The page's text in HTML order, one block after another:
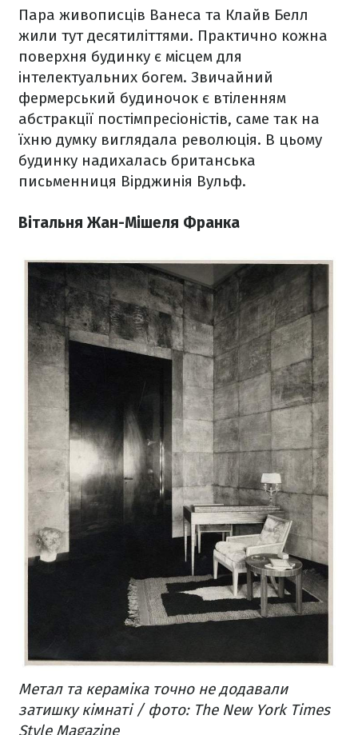
Пара живописців Ванеса та Клайв Белл
жили тут десятиліттями. Практично кожна
поверхня будинку є місцем для
інтелектуальних богем. Звичайний
фермерський будиночок є втіленням
абстракції постімпресіоністів, саме так на
їхню думку виглядала революція. В цьому
будинку надихалась британська
письменниця Вірджинія Вульф.
Вітальня Жан-Мішеля Франка
Метал та кераміка точно не додавали
затишку кімнаті / фото: The New York Times
Style Magazine